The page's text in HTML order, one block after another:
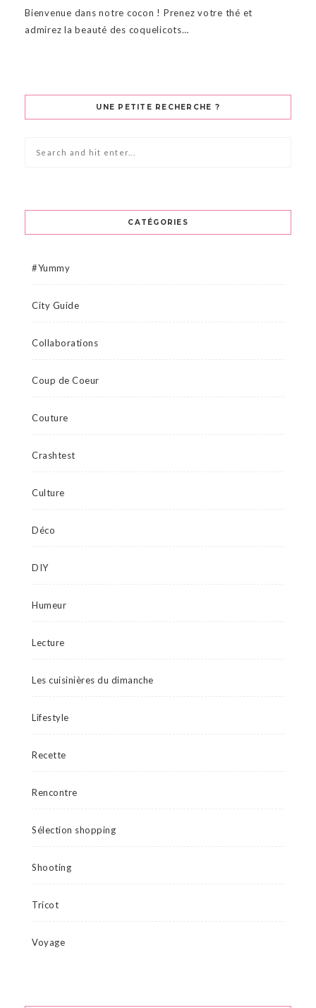
Bienvenue dans notre cocon ! Prenez votre thé et
admirez la beauté des coquelicots…
UNE PETITE RECHERCHE ?
CATÉGORIES
#Yummy
City Guide
Collaborations
Coup de Coeur
Couture
Crashtest
Culture
Déco
DIY
Humeur
Lecture
Les cuisinières du dimanche
Lifestyle
Recette
Rencontre
Sélection shopping
Shooting
Tricot
Voyage